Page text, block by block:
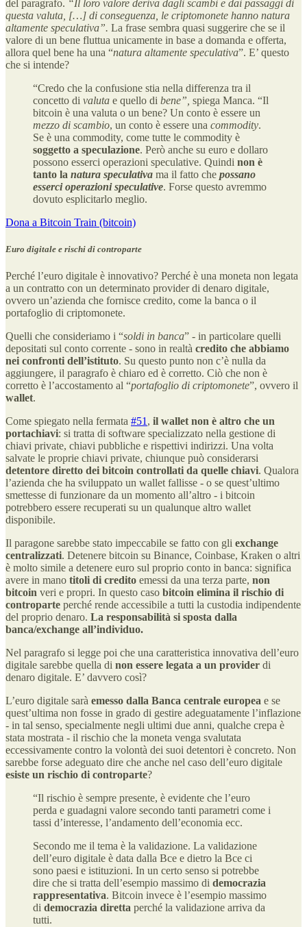
del paragrafo. “Il loro valore deriva dagli scambi e dai passaggi di
questa valuta, […] di conseguenza, le criptomonete hanno natura
altamente speculativa”. La frase sembra quasi suggerire che se il
valore di un bene fluttua unicamente in base a domanda e offerta,
allora quel bene ha una “natura altamente speculativa”. E’ questo
che si intende?
“Credo che la confusione stia nella differenza tra il
concetto di valuta e quello di bene”, spiega Manca. “Il
bitcoin è una valuta o un bene? Un conto è essere un
mezzo di scambio, un conto è essere una commodity.
Se è una commodity, come tutte le commodity è
soggetto a speculazione. Però anche su euro e dollaro
possono esserci operazioni speculative. Quindi non è
tanto la natura speculativa ma il fatto che possano
esserci operazioni speculative. Forse questo avremmo
dovuto esplicitarlo meglio.
Dona a Bitcoin Train (bitcoin)
Euro digitale e rischi di controparte
Perché l’euro digitale è innovativo? Perché è una moneta non legata
a un contratto con un determinato provider di denaro digitale,
ovvero un’azienda che fornisce credito, come la banca o il
portafoglio di criptomonete.
Quelli che consideriamo i “soldi in banca” - in particolare quelli
depositati sul conto corrente - sono in realtà credito che abbiamo
nei confronti dell’istituto. Su questo punto non c’è nulla da
aggiungere, il paragrafo è chiaro ed è corretto. Ciò che non è
corretto è l’accostamento al “portafoglio di criptomonete”, ovvero il
wallet.
Come spiegato nella fermata #51 , il wallet non è altro che un
portachiavi: si tratta di software specializzato nella gestione di
chiavi private, chiavi pubbliche e rispettivi indirizzi. Una volta
salvate le proprie chiavi private, chiunque può considerarsi
detentore diretto dei bitcoin controllati da quelle chiavi. Qualora
l’azienda che ha sviluppato un wallet fallisse - o se quest’ultimo
smettesse di funzionare da un momento all’altro - i bitcoin
potrebbero essere recuperati su un qualunque altro wallet
disponibile.
Il paragone sarebbe stato impeccabile se fatto con gli exchange
centralizzati. Detenere bitcoin su Binance, Coinbase, Kraken o altri
è molto simile a detenere euro sul proprio conto in banca: significa
avere in mano titoli di credito emessi da una terza parte, non
bitcoin veri e propri. In questo caso bitcoin elimina il rischio di
controparte perché rende accessibile a tutti la custodia indipendente
del proprio denaro. La responsabilità si sposta dalla
banca/exchange all’individuo.
Nel paragrafo si legge poi che una caratteristica innovativa dell’euro
digitale sarebbe quella di non essere legata a un provider di
denaro digitale. E’ davvero così?
L’euro digitale sarà emesso dalla Banca centrale europea e se
quest’ultima non fosse in grado di gestire adeguatamente l’inflazione
- in tal senso, specialmente negli ultimi due anni, qualche crepa è
stata mostrata - il rischio che la moneta venga svalutata
eccessivamente contro la volontà dei suoi detentori è concreto. Non
sarebbe forse adeguato dire che anche nel caso dell’euro digitale
esiste un rischio di controparte?
“Il rischio è sempre presente, è evidente che l’euro
perda e guadagni valore secondo tanti parametri come i
tassi d’interesse, l’andamento dell’economia ecc.
Secondo me il tema è la validazione. La validazione
dell’euro digitale è data dalla Bce e dietro la Bce ci
sono paesi e istituzioni. In un certo senso si potrebbe
dire che si tratta dell’esempio massimo di democrazia
rappresentativa. Bitcoin invece è l’esempio massimo
di democrazia diretta perché la validazione arriva da
tutti.